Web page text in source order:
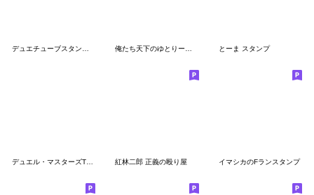
デュエチューブスタンプ 名場面BEST 俺たち天下のゆとりーマン とーま スタンプ
紅林二郎 正義の殴り屋 イマシカのFランスタンプ